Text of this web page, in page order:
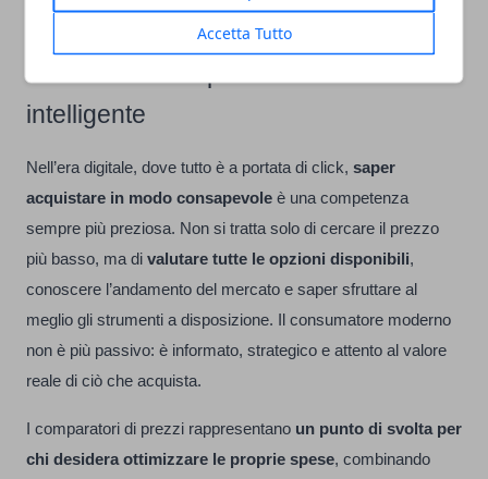
Accetta Tutto
usarli.
Conclusione: risparmiare è una scelta
intelligente
Nell’era digitale, dove tutto è a portata di click, saper
acquistare in modo consapevole è una competenza
sempre più preziosa. Non si tratta solo di cercare il prezzo
più basso, ma di valutare tutte le opzioni disponibili,
conoscere l’andamento del mercato e saper sfruttare al
meglio gli strumenti a disposizione. Il consumatore moderno
non è più passivo: è informato, strategico e attento al valore
reale di ciò che acquista.
I comparatori di prezzi rappresentano un punto di svolta per
chi desidera ottimizzare le proprie spese, combinando